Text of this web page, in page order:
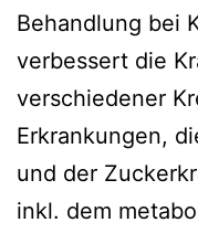
Behandlung bei
verbessert die
verschiedener
Erkrankungen,
und der
inkl. dem